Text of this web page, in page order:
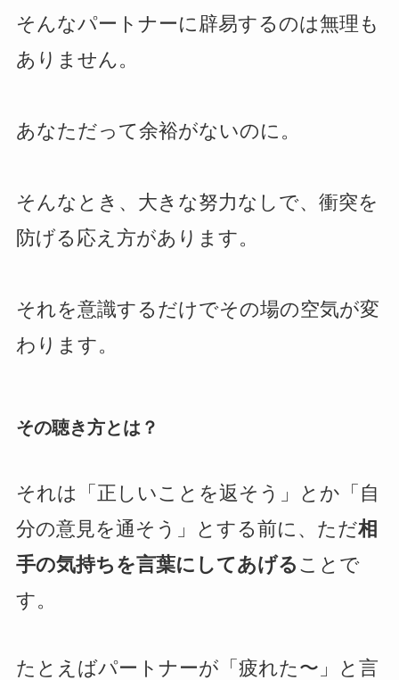
そんなパートナーに辟易するのは無理も
ありません。
あなただって余裕がないのに。
そんなとき、大きな努力なしで、衝突を
防げる応え方があります。
それを意識するだけでその場の空気が変
わります。
その聴き方とは？
それは「正しいことを返そう」とか「自
分の意見を通そう」とする前に、ただ相
手の気持ちを言葉にしてあげる ことで
す。
たとえばパートナーが「疲れた〜」と言